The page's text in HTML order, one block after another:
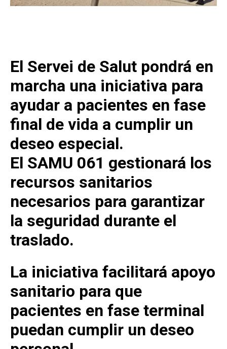
El Servei de Salut pondrá en
marcha una iniciativa para
ayudar a pacientes en fase
final de vida a cumplir un
deseo especial.
El SAMU 061 gestionará los
recursos sanitarios
necesarios para garantizar
la seguridad durante el
traslado.
La iniciativa facilitará apoyo
sanitario para que
pacientes en fase terminal
puedan cumplir un deseo